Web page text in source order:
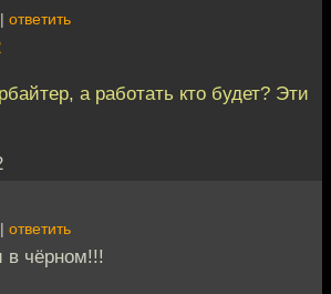
| ответить
а работать кто будет? Эти
| ответить
чёрном!!!